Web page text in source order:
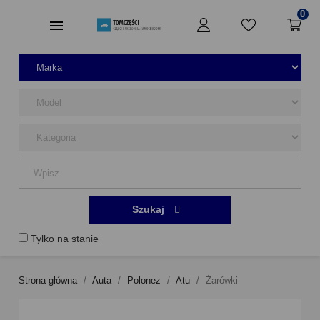
0
Tylko na stanie
Szukaj
Strona główna Auta Polonez Atu Żarówki